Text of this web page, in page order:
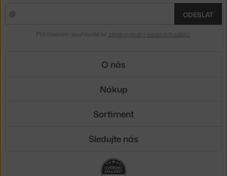
ODESLAT
Přihlášením souhlasíte se zpracováním osobních údajů
O nás
Nákup
Sortiment
Sledujte nás